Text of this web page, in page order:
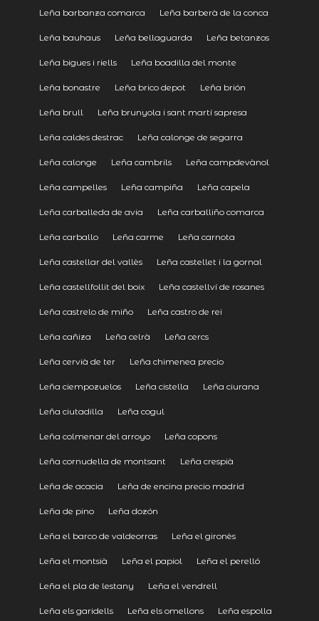
Leña barbanza comarca Leña barberà de la conca
Leña bauhaus Leña bellaguarda Leña betanzos
Leña bigues i riells Leña boadilla del monte
Leña bonastre Leña brico depot Leña brión
Leña brull Leña brunyola i sant martí sapresa
Leña caldes destrac Leña calonge de segarra
Leña calonge Leña cambrils Leña campdevànol
Leña campelles Leña campiña Leña capela
Leña carballeda de avia Leña carballiño comarca
Leña carballo Leña carme Leña carnota
Leña castellar del vallès Leña castellet i la gornal
Leña castellfollit del boix Leña castellví de rosanes
Leña castrelo de miño Leña castro de rei
Leña cañiza Leña celrà Leña cercs
Leña cervià de ter Leña chimenea precio
Leña ciempozuelos Leña cistella Leña ciurana
Leña ciutadilla Leña cogul
Leña colmenar del arroyo Leña copons
Leña cornudella de montsant Leña crespià
Leña de acacia Leña de encina precio madrid
Leña de pino Leña dozón
Leña el barco de valdeorras Leña el gironès
Leña el montsià Leña el papiol Leña el perelló
Leña el pla de lestany Leña el vendrell
Leña els garidells Leña els omellons Leña espolla